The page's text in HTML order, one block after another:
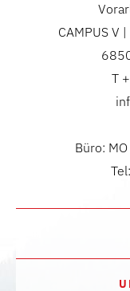
CAMPUS V
T
Büro: